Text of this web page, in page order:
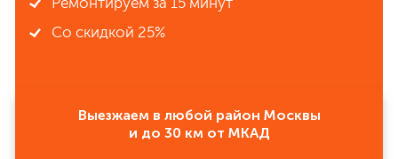
Ремонтируем за 15 минут
Со скидкой 25%
Выезжаем в любой район Москвы
и до 30 км от МКАД